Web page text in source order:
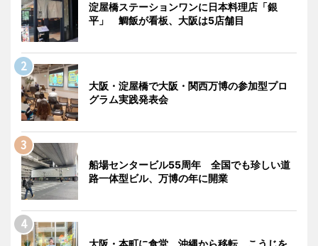
淀屋橋ステーションワンに日本料理店「銀
平」 鯛飯が看板、大阪は5店舗目
大阪・淀屋橋で大阪・関西万博の参加型プロ
グラム実践発表会
船場センタービル55周年 全国でも珍しい道
路一体型ビル、万博の年に開業